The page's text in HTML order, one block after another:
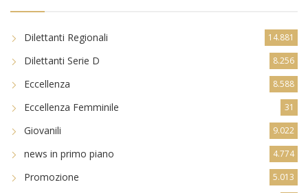
Dilettanti Regionali 14.881
Dilettanti Serie D 8.256
Eccellenza 8.588
Eccellenza Femminile 31
Giovanili 9.022
news in primo piano 4.774
Promozione 5.013